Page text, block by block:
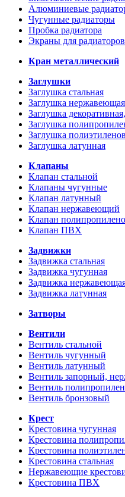
Алюминиевые
Чугунные радиаторы
Пробка радиатора
Экраны для радиаторов
Кран металлический
Заглушки
Заглушка стальная
Заглушка нержавеющая
Заглушка
Заглушка
Заглушка
Заглушка латунная
Клапаны
Клапан стальной
Клапаны чугунные
Клапан латунный
Клапан нержавеющий
Клапан
Клапан ПВХ
Задвижки
Задвижка стальная
Задвижка чугунная
Задвижка
Задвижка латунная
Затворы
Вентили
Вентиль стальной
Вентиль чугунный
Вентиль латунный
Вентиль запорный,
Вентиль
Вентиль бронзовый
Крест
Крестовина чугунная
Крестовина
Крестовина
Крестовина стальная
Нержавеющие
Крестовина ПВХ